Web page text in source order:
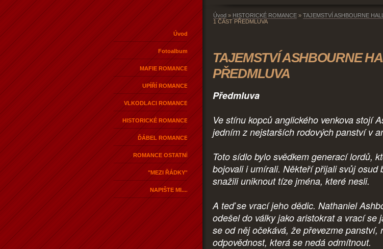
Úvod
Fotoalbum
MAFIE ROMANCE
UPÍŘÍ ROMANCE
VLKODLACI ROMANCE
HISTORICKÉ ROMANCE
ĎÁBEL ROMANCE
ROMANCE OSTATNÍ
"MEZI ŘÁDKY"
NAPIŠTE MI....
Úvod » HISTORICKÉ ROMANCE » TAJEMSTVÍ ASHBOURNE HALL
1 ČÁST PŘEDMLUVA
TAJEMSTVÍ ASHBOURNE
PŘEDMLUVA
Předmluva
Ve stínu kopců anglického venkova stojí
jedním z nejstarších rodových panství v
Toto sídlo bylo svědkem generací lordů,
bojovali i umírali. Někteří přijali svůj osud
snažili uniknout tíze jména, které nesli.
A teď se vrací jeho dědic. Nathaniel
odešel do války jako aristokrat a vrací se
se od něj očekává, že převezme panství,
odpovědnost, která se nedá odmítnout.